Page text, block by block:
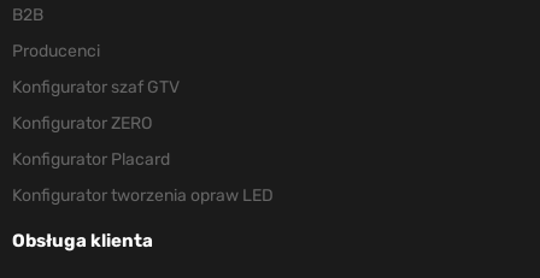
B2B
Producenci
Konfigurator szaf GTV
Konfigurator ZERO
Konfigurator Placard
Konfigurator tworzenia opraw LED
Obsługa klienta